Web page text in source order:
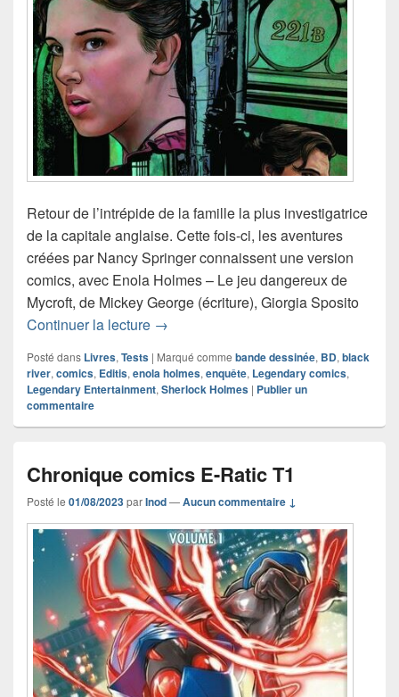
Retour de l’intrépide de la famille la plus investigatrice
de la capitale anglaise. Cette fois-ci, les aventures
créées par Nancy Springer connaissent une version
comics, avec Enola Holmes – Le jeu dangereux de
Mycroft, de Mickey George (écriture), Giorgia Sposito
Continuer la lecture Chronique comics Enola Holmes –
→
Posté dans Livres,Tests | Marqué comme bande dessinée, BD,black
river,comics, Editis,enola holmes,enquête, Legendary comics,
Legendary Entertainment,Sherlock Holmes | Publier un
commentaire
Chronique comics E-Ratic T1
Posté le 01/08/2023parInod—Aucun commentaire ↓